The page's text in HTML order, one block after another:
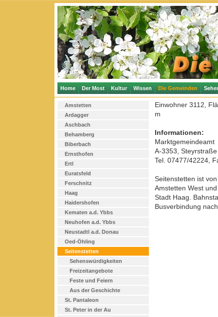
Home Der Most Kultur Wissen Die Gemeinden
Amstetten
Ardagger
Aschbach
Behamberg
Biberbach
Ernsthofen
Ertl
Euratsfeld
Ferschnitz
Haag
Haidershofen
Kematen a.d. Ybbs
Neuhofen a.d. Ybbs
Neustadtl a.d. Donau
Oed-Öhling
Seitenstetten
Sehenswürdigkeiten
Freizeitangebote
Feste und Feiern
Aus der Geschichte
St. Pantaleon
St. Peter in der Au
Einwohner 3112,
m
Informationen:
Marktgemeindeamt
A-3353,
Tel. 07477/42224,
Seitenstetten ist
Amstetten West
Stadt Haag.
Busverbindung